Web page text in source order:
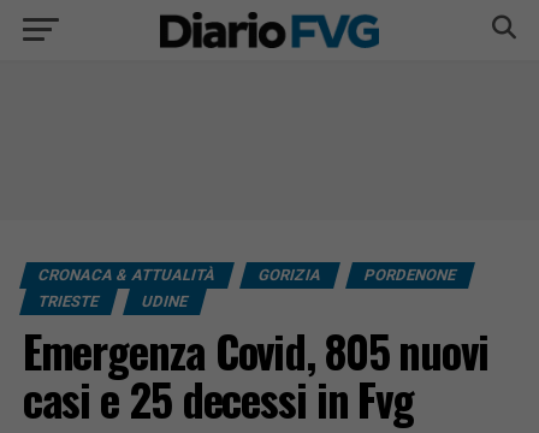
CRONACA & ATTUALITÀ GORIZIA
PORDENONE
TRIESTE
UDINE
Emergenza Covid, 805 nuovi
casi e 25 decessi in Fvg